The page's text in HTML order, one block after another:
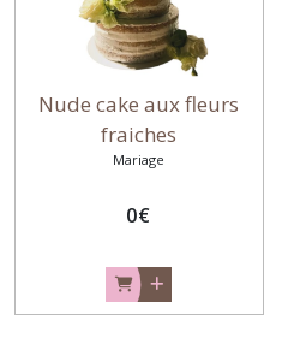
Nude cake aux fleurs
fraiches
Mariage
0€